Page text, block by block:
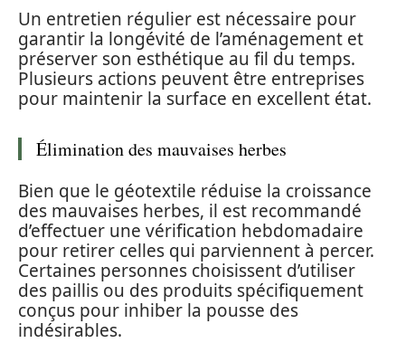
Un entretien régulier est nécessaire pour
garantir la longévité de l’aménagement et
préserver son esthétique au fil du temps.
Plusieurs actions peuvent être entreprises
pour maintenir la surface en excellent état.
Élimination des mauvaises herbes
Bien que le géotextile réduise la croissance
des mauvaises herbes, il est recommandé
d’effectuer une vérification hebdomadaire
pour retirer celles qui parviennent à percer.
Certaines personnes choisissent d’utiliser
des paillis ou des produits spécifiquement
conçus pour inhiber la pousse des
indésirables.